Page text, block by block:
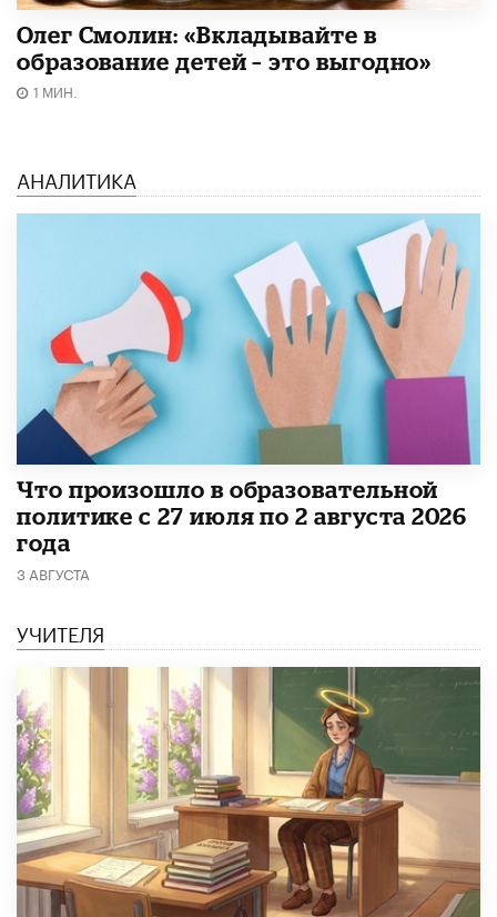
Олег Смолин: «Вкладывайте в
образование детей – это выгодно»
1 МИН.
АНАЛИТИКА
​Что произошло в образовательной
политике с 27 июля по 2 августа 2026
года
3 АВГУСТА
УЧИТЕЛЯ